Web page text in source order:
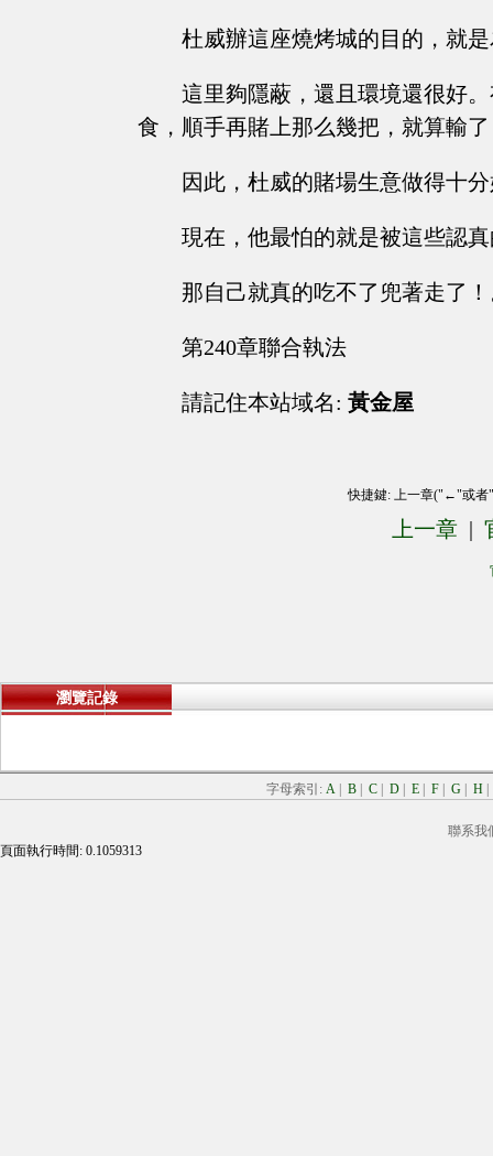
杜威辦這座燒烤城的目的，就
這里夠隱蔽，還且環境還很好
食，順手再賭上那么幾把，就算輸
因此，杜威的賭場生意做得十
現在，他最怕的就是被這些認
那自己就真的吃不了兜著走了
第240章聯合執法
請記住本站域名: 黃金屋
快捷鍵: 上一章("←"或
上一章 |
瀏覽記錄
字母索引: A B C D E F G H
聯系我
頁面執行時間: 0.1059313